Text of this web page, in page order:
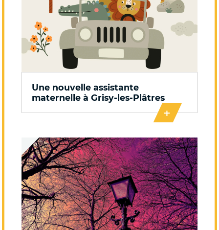
Une nouvelle assistante
maternelle à Grisy-les-Plâtres
+